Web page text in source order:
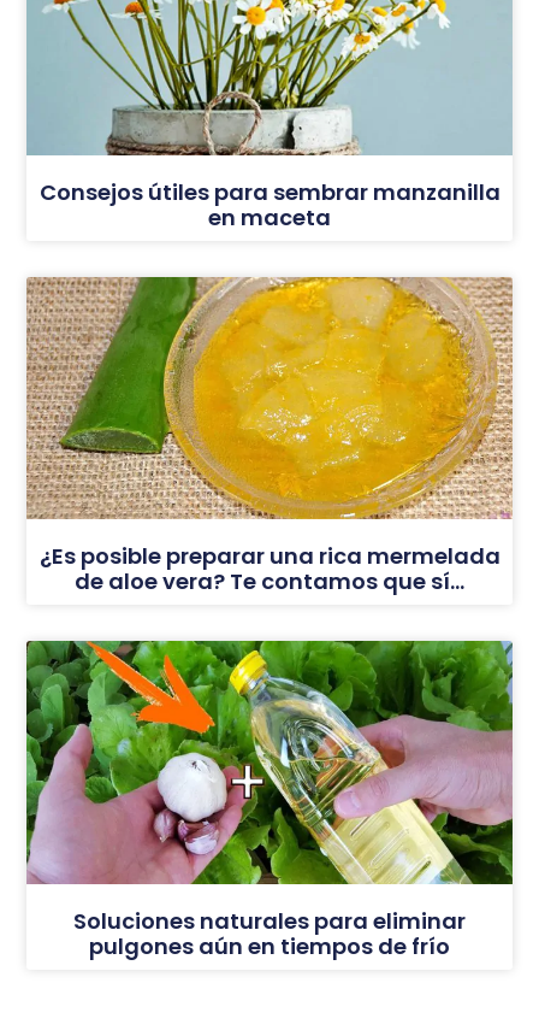
Consejos útiles para sembrar manzanilla
en maceta
¿Es posible preparar una rica mermelada
de aloe vera? Te contamos que sí…
Soluciones naturales para eliminar
pulgones aún en tiempos de frío